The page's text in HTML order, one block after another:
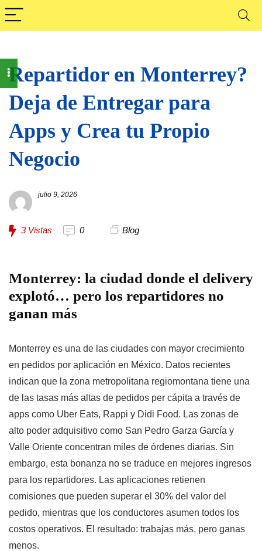
Repartidor en Monterrey?
Deja de Entregar para
Apps y Crea tu Propio
Negocio
julio 9, 2026
3Vistas 0 Blog
Monterrey: la ciudad donde el delivery
explotó… pero los repartidores no
ganan más
Monterrey es una de las ciudades con mayor crecimiento
en pedidos por aplicación en México. Datos recientes
indican que la zona metropolitana regiomontana tiene una
de las tasas más altas de pedidos per cápita a través de
apps como Uber Eats, Rappi y Didi Food. Las zonas de
alto poder adquisitivo como San Pedro Garza García y
Valle Oriente concentran miles de órdenes diarias. Sin
embargo, esta bonanza no se traduce en mejores ingresos
para los repartidores. Las aplicaciones retienen
comisiones que pueden superar el 30% del valor del
pedido, mientras que los conductores asumen todos los
costos operativos. El resultado: trabajas más, pero ganas
menos.